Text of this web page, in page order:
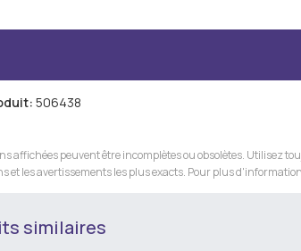
506438
affichées peuvent être incomplètes ou obsolètes. Utilisez
et les avertissements les plus exacts. Pour plus
similaires